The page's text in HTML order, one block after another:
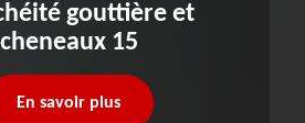
gouttière et
cheneaux 15
En savoir plus